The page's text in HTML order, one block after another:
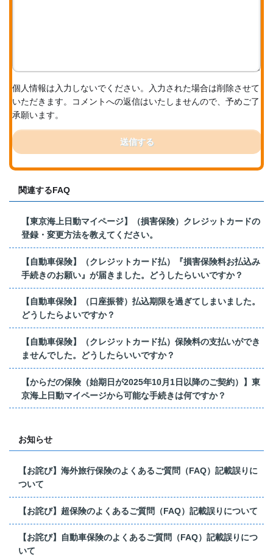
個人情報は入力しないでください。入力された場合は削除させて
いただきます。コメントへの返信はいたしませんので、予めご了
承願います。
送信する
関連するFAQ
【東京海上日動マイページ】（損害保険）クレジットカードの
登録・変更方法を教えてください。
【自動車保険】（クレジットカード払）『損害保険料お払込み
手続きのお願い』が届きました。どうしたらいいですか？
【自動車保険】（口座振替）払込期限を過ぎてしまいました。
どうしたらよいですか？
【自動車保険】（クレジットカード払）保険料の支払いができ
ませんでした。どうしたらいいですか？
【からだの保険（始期日が2025年10月1日以降のご契約）】東
京海上日動マイページから可能な手続きは何ですか？
お知らせ
【お詫び】海外旅行保険のよくあるご質問（FAQ）記載誤りに
ついて
【お詫び】超保険のよくあるご質問（FAQ）記載誤りについて
【お詫び】自動車保険のよくあるご質問（FAQ）記載誤りにつ
いて